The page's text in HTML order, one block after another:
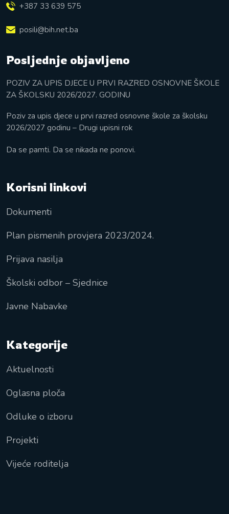
+387 33 639 575
posili@bih.net.ba
Posljednje objavljeno
POZIV ZA UPIS DJECE U PRVI RAZRED OSNOVNE ŠKOLE
ZA ŠKOLSKU 2026/2027. GODINU
Poziv za upis djece u prvi razred osnovne škole za školsku
2026/2027 godinu – Drugi upisni rok
Da se pamti. Da se nikada ne ponovi.
Korisni linkovi
Dokumenti
Plan pismenih provjera 2023/2024.
Prijava nasilja
Školski odbor – Sjednice
Javne Nabavke
Kategorije
Aktuelnosti
Oglasna ploča
Odluke o izboru
Projekti
Vijeće roditelja